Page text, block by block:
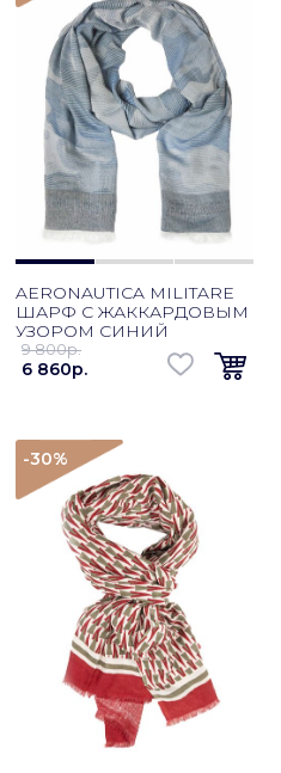
AERONAUTICA MILITARE
ШАРФ С ЖАККАРДОВЫМ
УЗОРОМ СИНИЙ
9 800p.
6 860p.
-30%